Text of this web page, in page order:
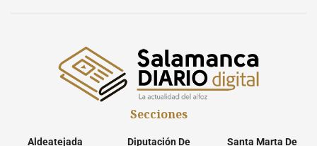
Secciones
Aldeatejada Diputación De Santa Marta De